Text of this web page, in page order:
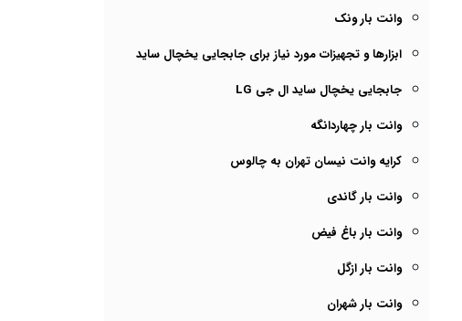
وانت بار ونک
ابزارها و تجهیزات مورد نیاز برای جابجایی یخچال ساید
جابجایی یخچال ساید ال جی LG
وانت بار چهاردانگه
کرایه وانت نیسان تهران به چالوس
وانت بار گاندی
وانت بار باغ فیض
وانت بار ازگل
وانت بار شهران